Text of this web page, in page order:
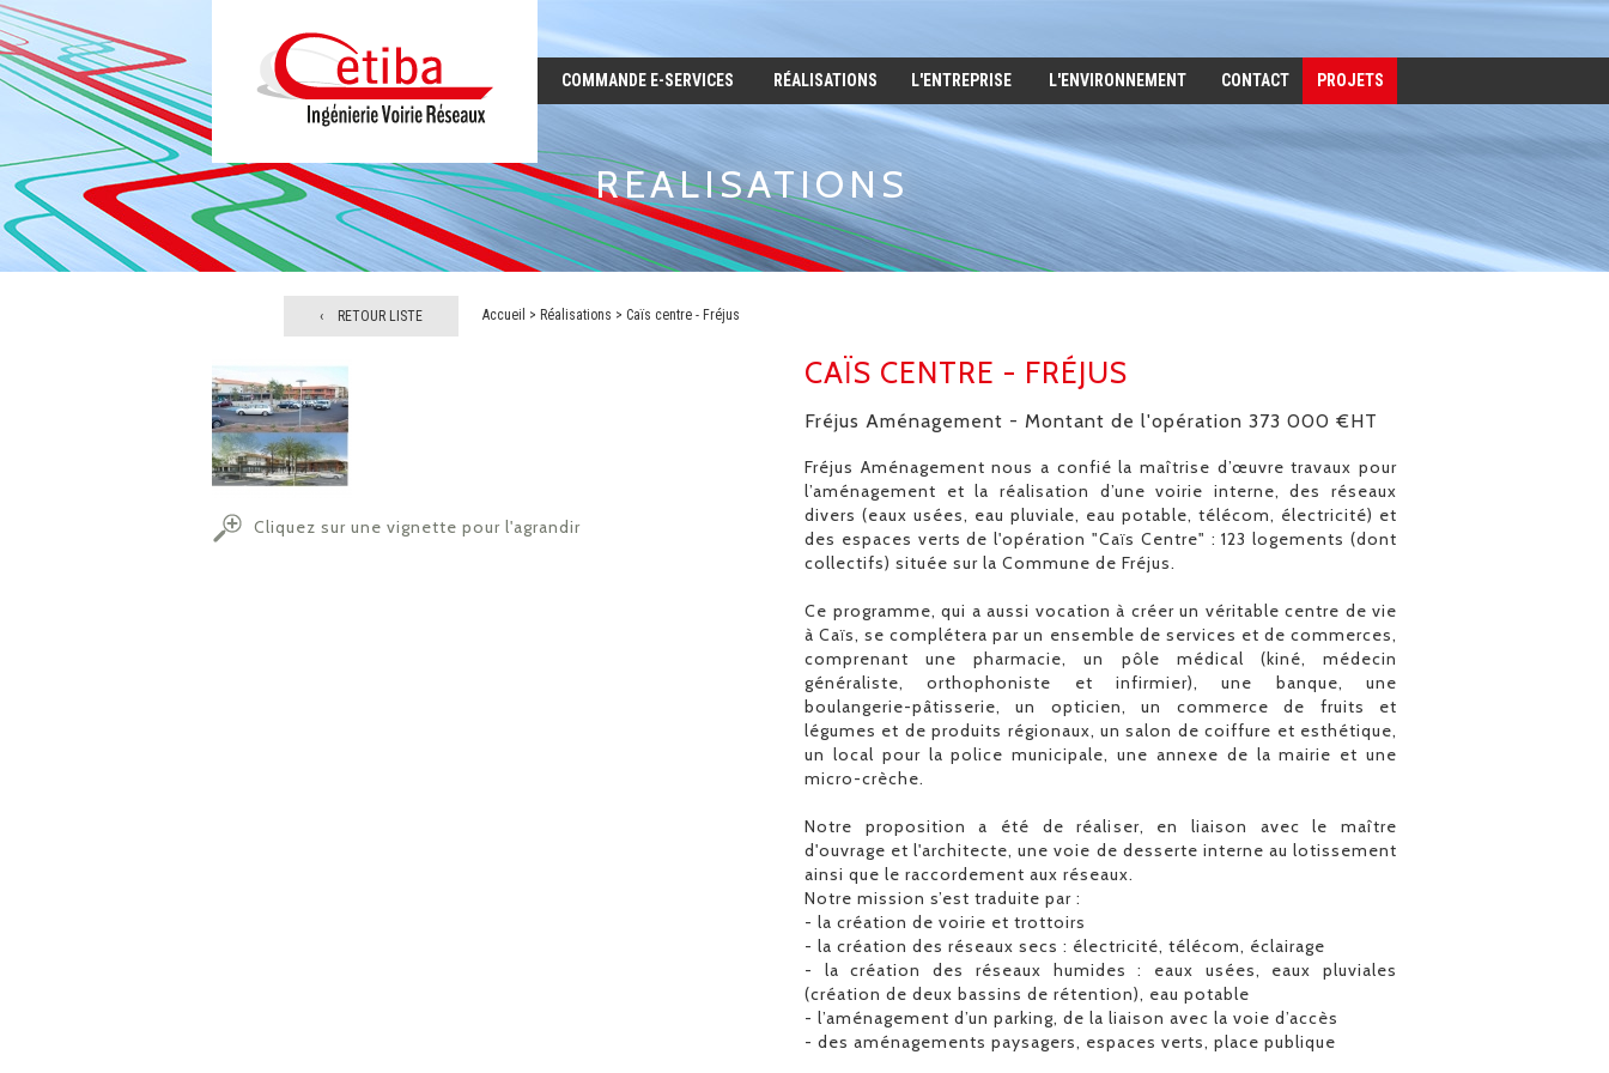
COMMANDE E-SERVICES RÉALISATIONS L'ENTREPRISE L'ENVIRONNEMENT CONTACT PROJETS
REALISATIONS
‹ RETOUR LISTE Accueil Réalisations Caïs centre - Fréjus
Cliquez sur une vignette pour l'agrandir
CAÏS CENTRE - FRÉJUS
Fréjus Aménagement - Montant de l'opération 373 000 €HT
Fréjus Aménagement nous a confié la maîtrise d’œuvre travaux pour
l’aménagement et la réalisation d’une voirie interne, des réseaux
divers (eaux usées, eau pluviale, eau potable, télécom, électricité) et
des espaces verts de l'opération "Caïs Centre" : 123 logements (dont
collectifs) située sur la Commune de Fréjus.
Ce programme, qui a aussi vocation à créer un véritable centre de vie
à Caïs, se complétera par un ensemble de services et de commerces,
comprenant une pharmacie, un pôle médical (kiné, médecin
généraliste, orthophoniste et infirmier), une banque, une
boulangerie-pâtisserie, un opticien, un commerce de fruits et
légumes et de produits régionaux, un salon de coiffure et esthétique,
un local pour la police municipale, une annexe de la mairie et une
micro-crèche.
Notre proposition a été de réaliser, en liaison avec le maître
d'ouvrage et l'architecte, une voie de desserte interne au lotissement
ainsi que le raccordement aux réseaux.
Notre mission s’est traduite par :
- la création de voirie et trottoirs
- la création des réseaux secs : électricité, télécom, éclairage
- la création des réseaux humides : eaux usées, eaux pluviales
(création de deux bassins de rétention), eau potable
- l’aménagement d’un parking, de la liaison avec la voie d’accès
- des aménagements paysagers, espaces verts, place publique